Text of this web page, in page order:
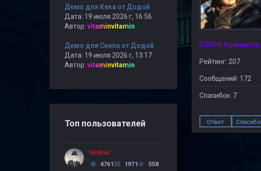
Рейтинг: 207
Сообщений: 172
Спасибок: 7
Ответ Спасибо
Демо для Кека от Додой
Дата: 19 июля 2026 г, 16:56
Автор: vitaminvitamin
Демо для Скипа от Додой
Дата: 19 июля 2026 г, 13:17
Автор: vitaminvitamin
Топ пользователей
lamkaa
4761
1971 558